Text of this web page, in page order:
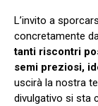
L’invito a
concretamente
tanti riscontri
semi preziosi,
uscirà la nostra
divulgativo si sta